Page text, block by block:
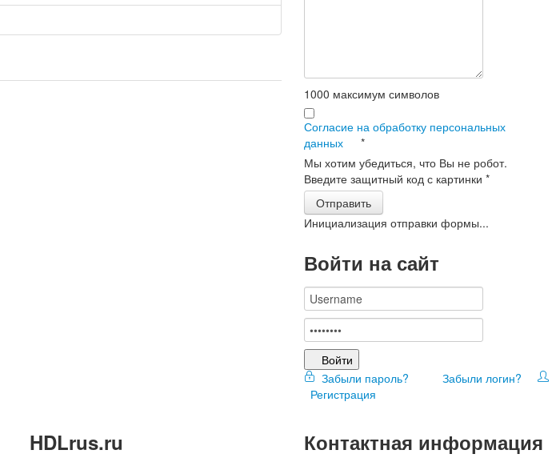
1000 максимум символов
Согласие на обработку персональных
данных
*
Мы хотим убедиться, что Вы не робот.
Введите защитный код с картинки*
Отправить
Инициализация отправки формы...
Войти на сайт
Войти
Забыли пароль?
Забыли логин?
Регистрация
HDLrus.ru Контактная информация